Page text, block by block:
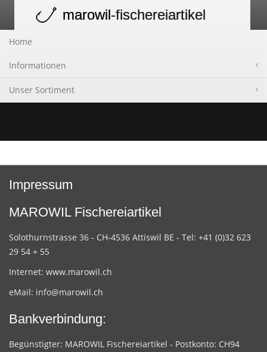
navigation
marowil-fischereiartikel
Home
Informationen
Unser Sortiment
Impressum
MAROWIL Fischereiartikel
Solothurnstrasse 36 - CH-4536 Attiswil BE - Tel: +41 (0)32 623
29 54 + 55
Internet: www.marowil.ch
eMail: info@marowil.ch
Bankverbindung:
Begünstigter: MAROWIL Fischereiartikel - Postkonto: CH94